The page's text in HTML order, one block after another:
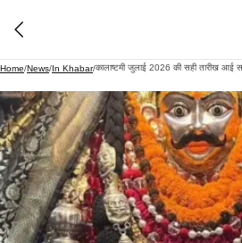
Home/News/In Khabar/